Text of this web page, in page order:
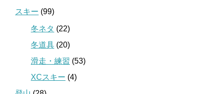
スキー (99)
冬ネタ (22)
冬道具 (20)
滑走・練習 (53)
XCスキー (4)